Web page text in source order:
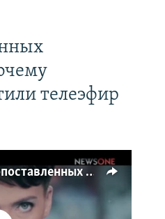
телеэфир
Страна самых высокопоставленных телеведущих. Почему политики захватили телеэфир Украины